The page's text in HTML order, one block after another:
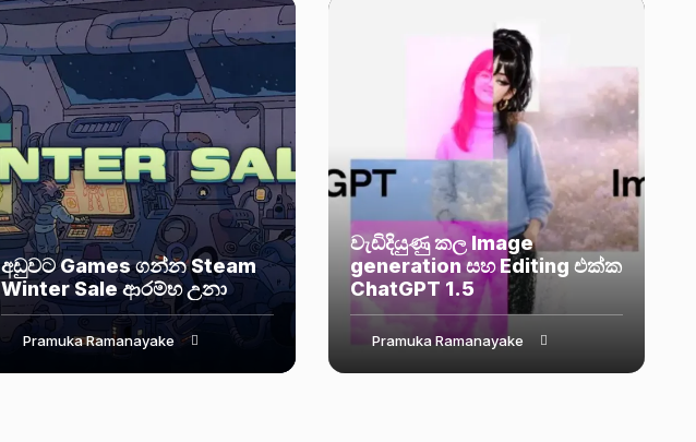
අඩුවට Games ගන්න Steam
Winter Sale ආරම්භ උනා
Pramuka Ramanayake
වැඩිදියුණු කල Image
generation සහ Editing එක්ක
ChatGPT 1.5
Pramuka Ramanayake